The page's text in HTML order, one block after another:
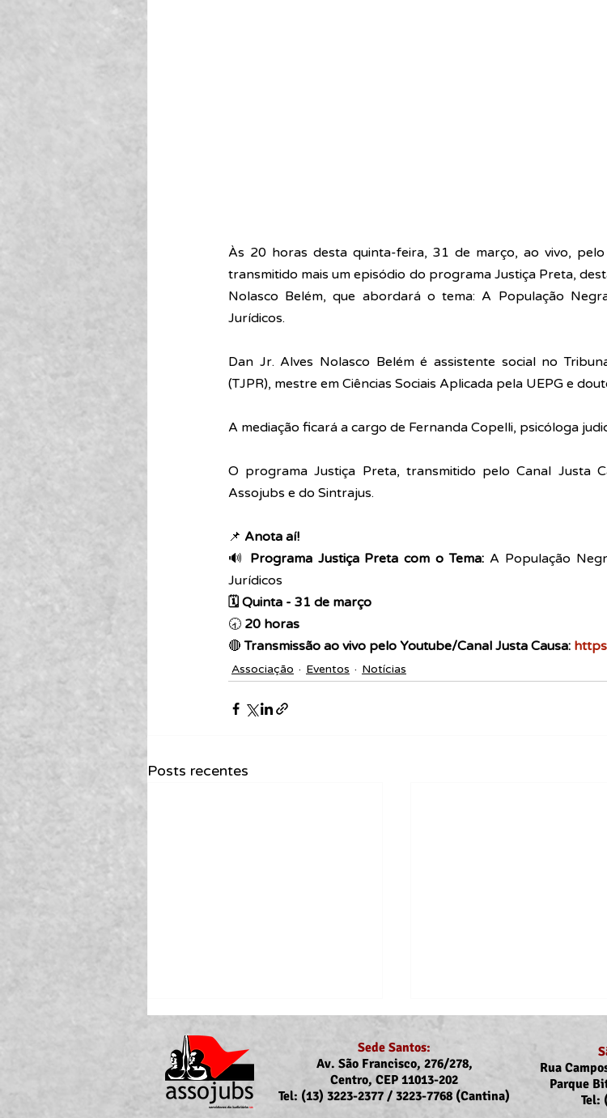
Às 20 horas desta quinta-feira, 31 de março, ao vivo, pelo
transmitido mais um episódio do programa Justiça Preta,
Nolasco Belém, que abordará o tema: A População
Jurídicos.
Dan Jr. Alves Nolasco Belém é assistente social no
(TJPR), mestre em Ciências Sociais Aplicada pela UEPG e
A mediação ficará a cargo de Fernanda Copelli, psicóloga
O programa Justiça Preta, transmitido pelo Canal Justa
Assojubs e do Sintrajus.
📌 Anota aí!
🔊 Programa Justiça Preta com o Tema: A População
Jurídicos
🗓 Quinta - 31 de março
🕣 20 horas
🔴 Transmissão ao vivo pelo Youtube/Canal Justa Causa:
Associação Eventos Notícias
Posts recentes
Sede Santos:
Av. São Francisco, 276/278,
Centro, CEP 11013-202
Tel: (13) 3223-2377 / 3223-7768 (Cantina)
Rua
Parque
Tel: